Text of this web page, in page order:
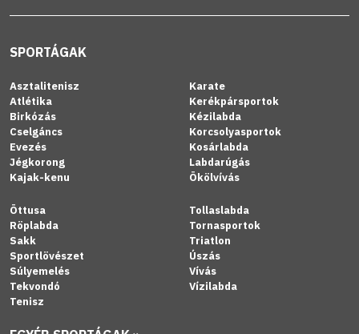
SPORTÁGAK
Asztalitenisz
Atlétika
Birkózás
Cselgáncs
Evezés
Jégkorong
Kajak-kenu
Karate
Kerékpársportok
Kézilabda
Korcsolyasportok
Kosárlabda
Labdarúgás
Ökölvívás
Öttusa
Röplabda
Sakk
Sportlövészet
Súlyemelés
Tekvondó
Tenisz
Tollaslabda
Tornasportok
Triatlon
Úszás
Vívás
Vízilabda